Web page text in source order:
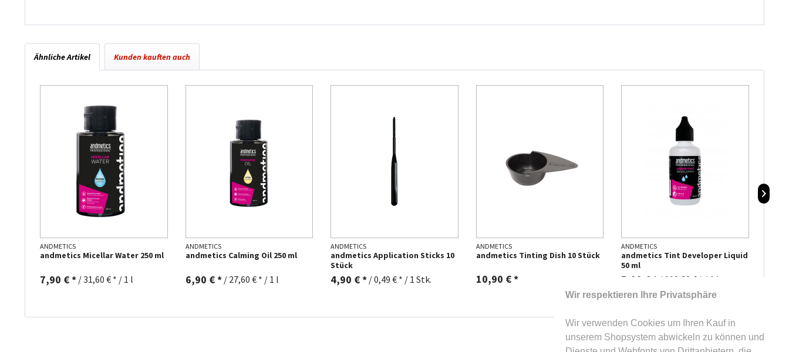
Wir respektieren Ihre Privatsphäre
Wir verwenden Cookies um Ihren Kauf in
unserem Shopsystem abwickeln zu können und
Ähnliche Artikel Kunden kauften auch
ANDMETICS
andmetics Micellar Water 250 ml
7,90 € * /31,60 € * / 1 l
ANDMETICS
andmetics Calming Oil 250 ml
6,90 € * / 27,60 € * / 1 l
ANDMETICS
andmetics Application Sticks 10
Stück
4,90 € * /0,49 € * / 1 Stk.
ANDMETICS
andmetics Tinting Dish 10 Stück
10,90 € *
ANDMETICS
andmetics Tint Developer Liquid
50 ml
5,99 € * / 119,80 € * / 1 l